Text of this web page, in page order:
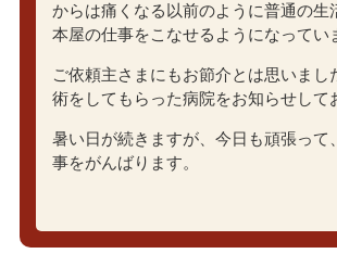
からは痛くなる以前のように普通の生
本屋の仕事をこなせるようになってい
ご依頼主さまにもお節介とは思いまし
術をしてもらった病院をお知らせして
暑い日が続きますが、今日も頑張って
事をがんばります。